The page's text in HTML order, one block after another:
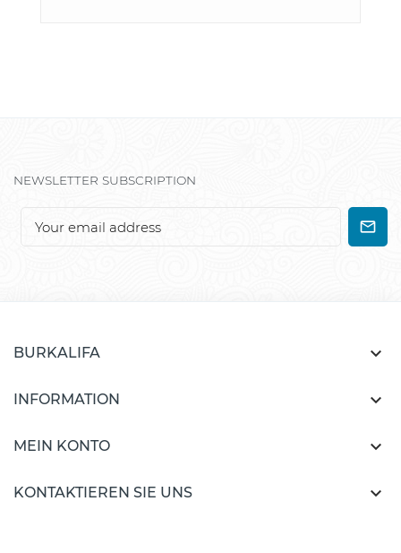
NEWSLETTER SUBSCRIPTION
BURKALIFA 
INFORMATION 
MEIN KONTO 
KONTAKTIEREN SIE UNS 